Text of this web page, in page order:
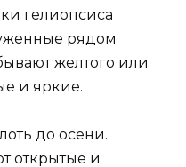
гелиопсиса
рядом
желтого или
и яркие.
до осени.
открытые и